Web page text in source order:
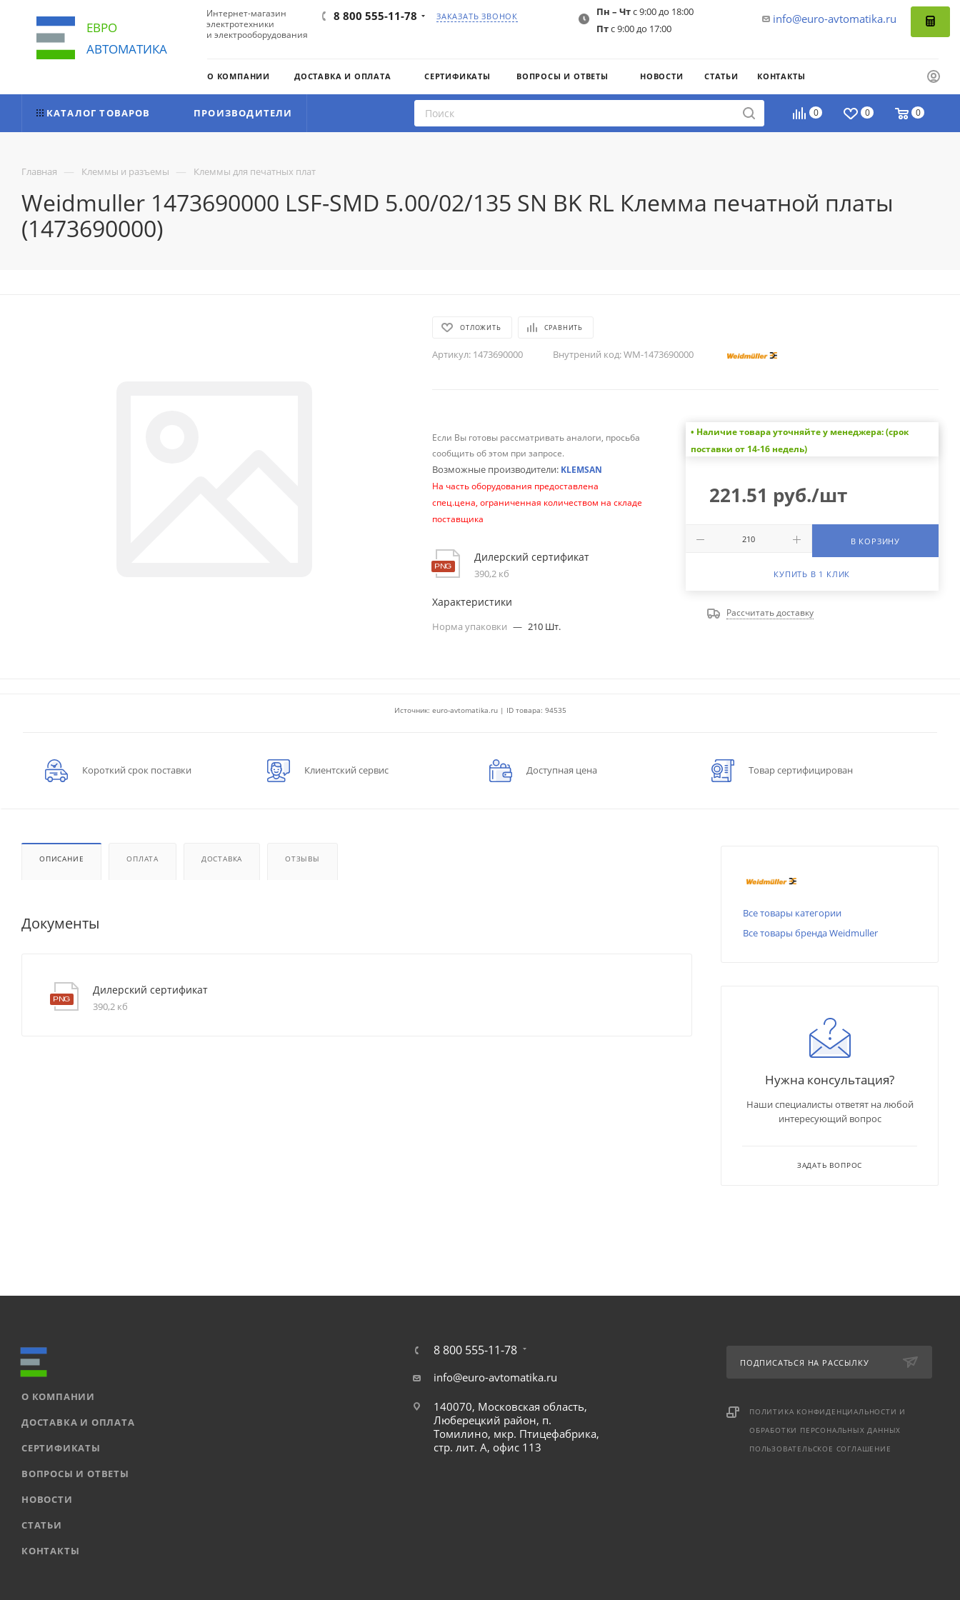
ЕВРО
АВТОМАТИКА
Интернет-магазин
электротехники
и электрооборудования
8 800 555-11-78 ЗАКАЗАТЬ ЗВОНОК info@euro-avtomatika.ru
Пн – Чтс 9:00 до 18:00
Птс 9:00 до 17:00
О КОМПАНИИ ДОСТАВКА И ОПЛАТА СЕРТИФИКАТЫ ВОПРОСЫ И ОТВЕТЫ НОВОСТИ СТАТЬИ КОНТАКТЫ
0 0 0
КАТАЛОГ ТОВАРОВ ПРОИЗВОДИТЕЛИ
Главная — Клеммы и разъемы — Клеммы для печатных плат
Weidmuller 1473690000 LSF-SMD 5.00/02/135 SN BK RL Клемма печатной платы
(1473690000)
ОТЛОЖИТЬ СРАВНИТЬ
Артикул: 1473690000 Внутрений код:WM-1473690000
Если Вы готовы рассматривать аналоги, просьба
сообщить об этом при запросе.
Возможные производители: KLEMSAN
На часть оборудования предоставлена
спец.цена, ограниченная количеством на складе
поставщика
Дилерский сертификат
390,2 кб
Характеристики
Норма упаковки — 210 Шт.
• Наличие товара уточняйте у менеджера: (срок
поставки от 14-16 недель)
221.51 руб./шт
В КОРЗИНУ
КУПИТЬ В 1 КЛИК
Рассчитать доставку
Источник: euro-avtomatika.ru | ID товара: 94535
Короткий срок поставки Клиентский сервис Доступная цена Товар сертифицирован
ОПИСАНИЕ ОПЛАТА ДОСТАВКА ОТЗЫВЫ
Документы
Дилерский сертификат
390,2 кб
Все товары категории
Все товары бренда Weidmuller
Нужна консультация?
Наши специалисты ответят на любой
интересующий вопрос
ЗАДАТЬ ВОПРОС
О КОМПАНИИ
ДОСТАВКА И ОПЛАТА
СЕРТИФИКАТЫ
ВОПРОСЫ И ОТВЕТЫ
НОВОСТИ
СТАТЬИ
КОНТАКТЫ
8 800 555-11-78
info@euro-avtomatika.ru
140070, Московская область,
Люберецкий район, п.
Томилино, мкр. Птицефабрика,
стр. лит. А, офис 113
ПОДПИСАТЬСЯ НА РАССЫЛКУ
ПОЛИТИКА КОНФИДЕНЦИАЛЬНОСТИ И
ОБРАБОТКИ ПЕРСОНАЛЬНЫХ ДАННЫХ
ПОЛЬЗОВАТЕЛЬСКОЕ СОГЛАШЕНИЕ